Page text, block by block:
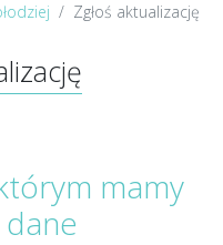
Zgłoś aktualizację
mamy